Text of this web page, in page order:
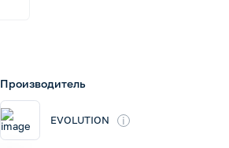
Производитель
EVOLUTION i